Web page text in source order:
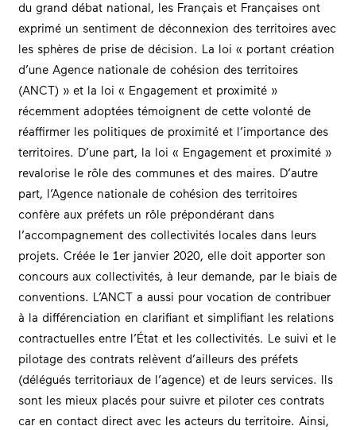
du grand débat national, les Français et Françaises ont
exprimé un sentiment de déconnexion des territoires avec
les sphères de prise de décision. La loi « portant création
d’une Agence nationale de cohésion des territoires
(ANCT) » et la loi « Engagement et proximité »
récemment adoptées témoignent de cette volonté de
réaffirmer les politiques de proximité et l’importance des
territoires. D’une part, la loi « Engagement et proximité »
revalorise le rôle des communes et des maires. D’autre
part, l’Agence nationale de cohésion des territoires
confère aux préfets un rôle prépondérant dans
l’accompagnement des collectivités locales dans leurs
projets. Créée le 1er janvier 2020, elle doit apporter son
concours aux collectivités, à leur demande, par le biais de
conventions. L’ANCT a aussi pour vocation de contribuer
à la différenciation en clarifiant et simplifiant les relations
contractuelles entre l’État et les collectivités. Le suivi et le
pilotage des contrats relèvent d’ailleurs des préfets
(délégués territoriaux de l’agence) et de leurs services. Ils
sont les mieux placés pour suivre et piloter ces contrats
car en contact direct avec les acteurs du territoire. Ainsi,